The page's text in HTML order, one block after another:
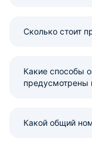
Сколько стоит
Какие способы
предусмотрены
Какой общий